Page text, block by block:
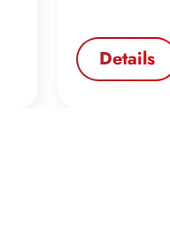
Details